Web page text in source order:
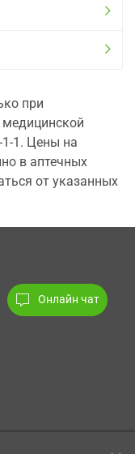
при
1. Цены на
в аптечных
от указанных
Онлайн чат